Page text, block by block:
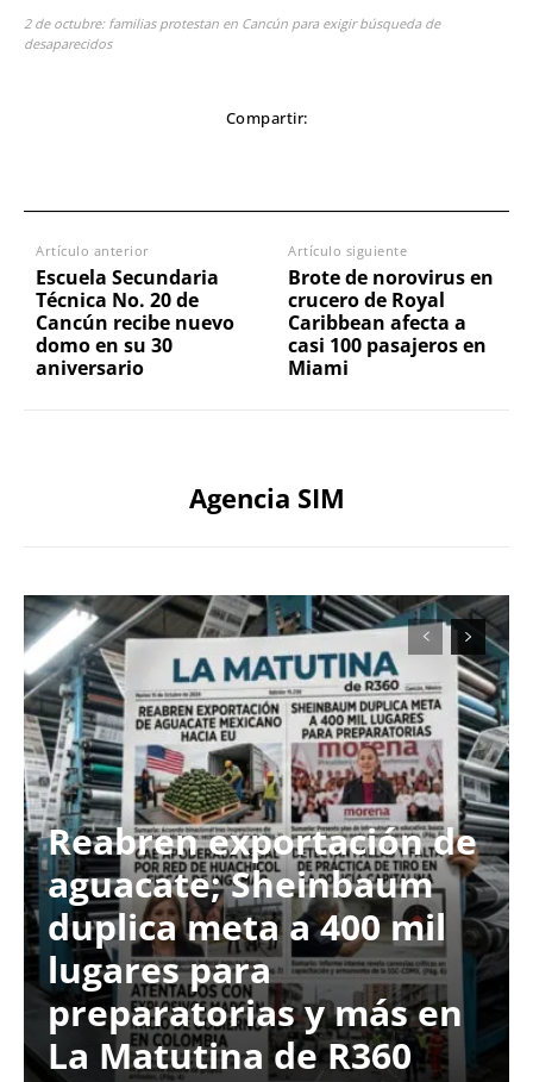
2 de octubre: familias protestan en Cancún para exigir búsqueda de
desaparecidos
Compartir:
Artículo anterior
Escuela Secundaria
Técnica No. 20 de
Cancún recibe nuevo
domo en su 30
aniversario
Artículo siguiente
Brote de norovirus en
crucero de Royal
Caribbean afecta a
casi 100 pasajeros en
Miami
Agencia SIM
Reabren exportación de
aguacate; Sheinbaum
duplica meta a 400 mil
lugares para
preparatorias y más en
La Matutina de R360